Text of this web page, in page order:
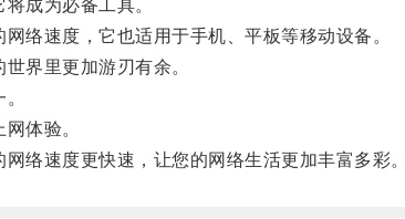
成为必备工具。
速度，它也适用于手机、平板等移动设备。
界里更加游刃有余。
体验。
速度更快速，让您的网络生活更加丰富多彩。